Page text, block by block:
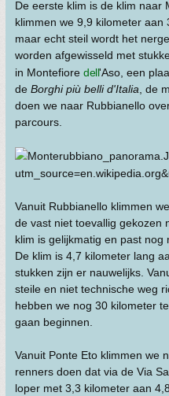
De eerste klim is de klim naar
klimmen we 9,9 kilometer aan
maar echt steil wordt het
worden afgewisseld met
in Montefiore dell'Aso, een
de Borghi più belli d'Italia, de
doen we naar Rubbianello
parcours.
Vanuit Rubbianello klimmen
de vast niet toevallig gekozen
klim is gelijkmatig en past
De klim is 4,7 kilometer lang
stukken zijn er nauwelijks.
steile en niet technische weg
hebben we nog 30 kilometer
gaan beginnen.
Vanuit Ponte Eto klimmen we
renners doen dat via de Via
loper met 3,3 kilometer aan